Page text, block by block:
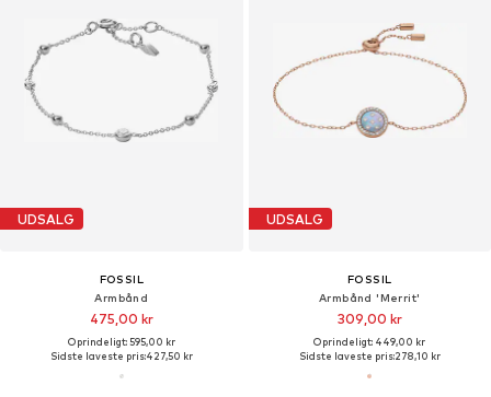
UDSALG
FOSSIL
Armbånd
475,00 kr
Oprindeligt: 595,00 kr
Sidste laveste pris:427,50 kr
UDSALG
FOSSIL
Armbånd 'Merrit'
309,00 kr
Oprindeligt: 449,00 kr
Sidste laveste pris:278,10 kr